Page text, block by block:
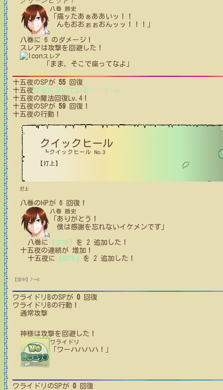
八巻 勝史
「痛ッたあぁああいッ！！
んもおおぉぉおんッッ！！！」
八巻に 6 のダメージ！
スレアは攻撃を回避した！
スレア
「まま、そこで座ってなよ」
十五夜のSPが 55 回復
十五夜 は空に浮いている …… ！ (5)
十五夜の魔法回復Lv.4！
十五夜のSPが 59 回復！
十五夜の行動！
クイックヒール
┗クイックヒール No.3
【打上】
打上
八巻の HPが 6 回復！
八巻 勝史
「ありがとう！
僕は感謝を忘れないイケメンです」
八巻に 【空中】 を 2 追加した！
十五夜の連続が 増加！
十五夜に 【空中】 を 2 追加した！
【空中】7→6
ワライドリBのSPが 0 回復
ワライドリBの行動！
通常攻撃
神様は攻撃を回避した！
ワライドリ
「ワーハハハハ！」
ワライドリ のSPが 0 回復